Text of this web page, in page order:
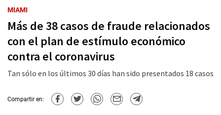
MIAMI
Más de 38 casos de fraude relacionados
con el plan de estímulo económico
contra el coronavirus
Tan sólo en los últimos 30 días han sido presentados 18 casos
Compartir en: